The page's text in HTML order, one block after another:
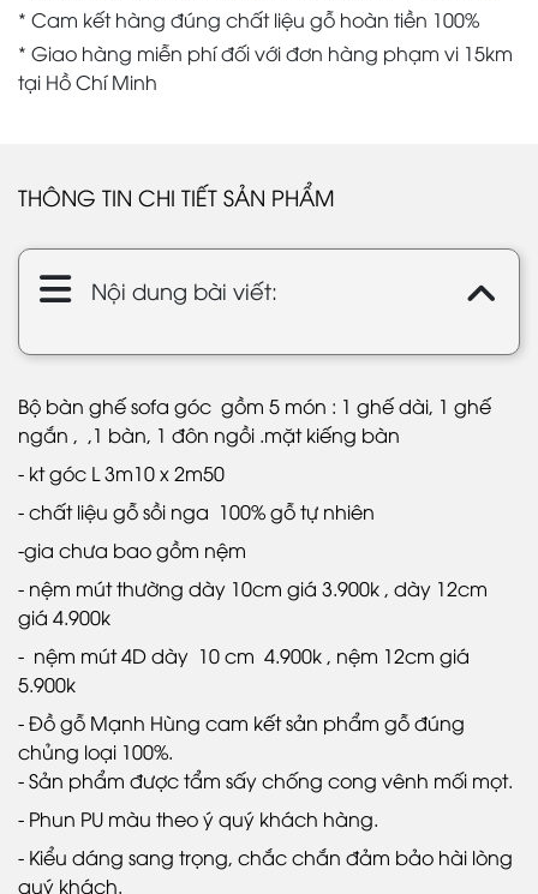
* Cam kết hàng đúng chất liệu gỗ hoàn tiền 100%
* Giao hàng miễn phí đối với đơn hàng phạm vi 15km
tại Hồ Chí Minh
THÔNG TIN CHI TIẾT SẢN PHẨM
Nội dung bài viết:
Bộ bàn ghế sofa góc gồm 5 món : 1 ghế dài, 1 ghế
ngắn , ,1 bàn, 1 đôn ngồi .mặt kiếng bàn
- kt góc L 3m10 x 2m50
- chất liệu gỗ sồi nga 100% gỗ tự nhiên
-gia chưa bao gồm nệm
- nệm mút thường dày 10cm giá 3.900k , dày 12cm
giá 4.900k
- nệm mút 4D dày 10 cm 4.900k , nệm 12cm giá
5.900k
- Đồ gỗ Mạnh Hùng cam kết sản phẩm gỗ đúng
chủng loại 100%.
- Sản phẩm được tẩm sấy chống cong vênh mối mọt.
- Phun PU màu theo ý quý khách hàng.
- Kiểu dáng sang trọng, chắc chắn đảm bảo hài lòng
quý khách.